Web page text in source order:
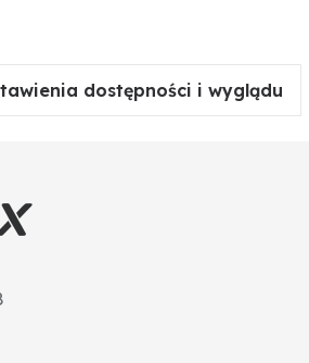
dostępności i wyglądu